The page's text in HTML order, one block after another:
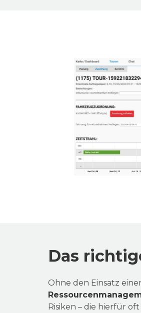
Das
Ohne den Einsatz
Risiken – die hierfür